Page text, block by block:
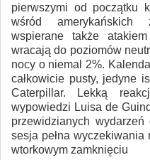
pierwszymi od początku
wśród amerykańskich
wspierane także
wracają do poziomów
nocy o niemal 2%.
całkowicie pusty, jedyne
Caterpillar. Lekką
wypowiedzi Luisa de
przewidzianych
sesja pełna wyczekiwania
wtorkowym zamknięciu